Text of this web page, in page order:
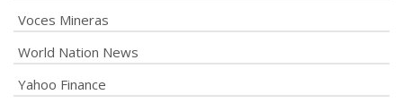
Voces Mineras
World Nation News
Yahoo Finance